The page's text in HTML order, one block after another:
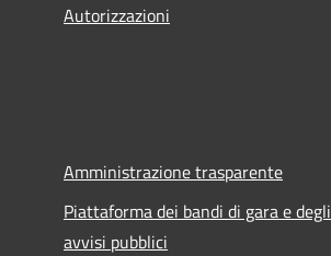
Autorizzazioni
Amministrazione trasparente
Piattaforma dei bandi di gara e degli
avvisi pubblici